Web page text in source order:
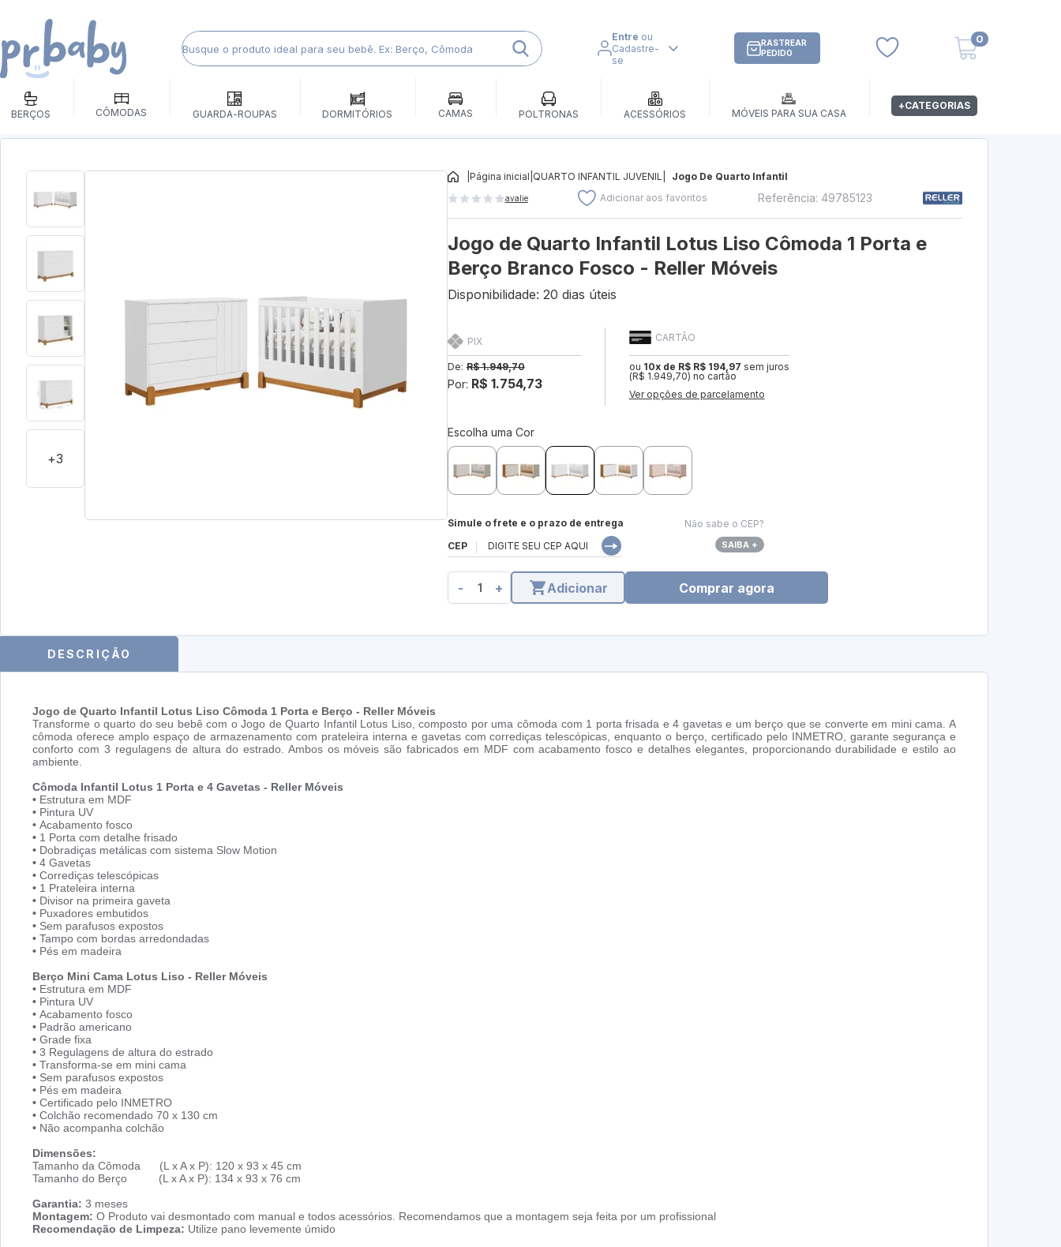
Entre ou
Cadastre-
se
RASTREAR
PEDIDO
0
BERÇOS CÔMODAS GUARDA-ROUPAS DORMITÓRIOS CAMAS POLTRONAS ACESSÓRIOS MÓVEIS PARA SUA CASA
+CATEGORIAS
+3
Página inicial QUARTO INFANTIL JUVENIL Jogo De Quarto Infantil
avalie Adicionar aos favoritos Referência: 49785123
Jogo de Quarto Infantil Lotus Liso Cômoda 1 Porta e
Berço Branco Fosco - Reller Móveis
Disponibilidade: 20 dias úteis
CARTÃO
ou 10x de R$ R$ 194,97 sem juros
(R$ 1.949,70) no cartão
Ver opções de parcelamento
PIX
De: R$ 1.949,70
Por: R$ 1.754,73
Escolha uma Cor
Simule o frete e o prazo de entrega
CEP
Não sabe o CEP?
SAIBA +
- + Adicionar Comprar agora
DESCRIÇÃO
Jogo de Quarto Infantil Lotus Liso Cômoda 1 Porta e Berço - Reller Móveis
Transforme o quarto do seu bebê com o Jogo de Quarto Infantil Lotus Liso, composto por uma cômoda com 1 porta frisada e 4 gavetas e um berço que se converte em mini cama. A
cômoda oferece amplo espaço de armazenamento com prateleira interna e gavetas com corrediças telescópicas, enquanto o berço, certificado pelo INMETRO, garante segurança e
conforto com 3 regulagens de altura do estrado. Ambos os móveis são fabricados em MDF com acabamento fosco e detalhes elegantes, proporcionando durabilidade e estilo ao
ambiente.
Cômoda Infantil Lotus 1 Porta e 4 Gavetas - Reller Móveis
• Estrutura em MDF
• Pintura UV
• Acabamento fosco
• 1 Porta com detalhe frisado
• Dobradiças metálicas com sistema Slow Motion
• 4 Gavetas
• Corrediças telescópicas
• 1 Prateleira interna
• Divisor na primeira gaveta
• Puxadores embutidos
• Sem parafusos expostos
• Tampo com bordas arredondadas
• Pés em madeira
Berço Mini Cama Lotus Liso - Reller Móveis
• Estrutura em MDF
• Pintura UV
• Acabamento fosco
• Padrão americano
• Grade fixa
• 3 Regulagens de altura do estrado
• Transforma-se em mini cama
• Sem parafusos expostos
• Pés em madeira
• Certificado pelo INMETRO
• Colchão recomendado 70 x 130 cm
• Não acompanha colchão
Dimensões:
Tamanho da Cômoda (L x A x P): 120 x 93 x 45 cm
Tamanho do Berço (L x A x P): 134 x 93 x 76 cm
Garantia: 3 meses
Montagem: O Produto vai desmontado com manual e todos acessórios. Recomendamos que a montagem seja feita por um profissional
Recomendação de Limpeza: Utilize pano levemente úmido